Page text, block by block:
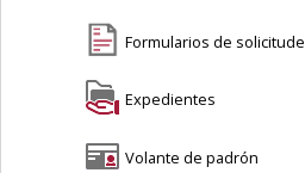
Formularios de solicitude
Expedientes
Volante de padrón